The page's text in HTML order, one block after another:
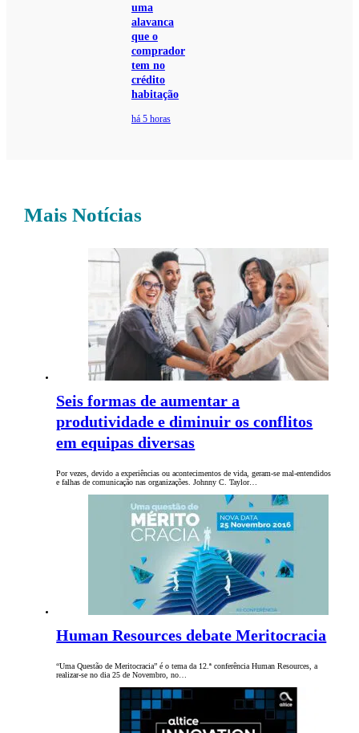
uma
alavanca
que o
comprador
tem no
crédito
habitação
há 5 horas
Mais Notícias
Seis formas de aumentar a
produtividade e diminuir os conflitos
em equipas diversas
Por vezes, devido a experiências ou acontecimentos de vida, geram-se mal-entendidos
e falhas de comunicação nas organizações. Johnny C. Taylor…
Human Resources debate Meritocracia
“Uma Questão de Meritocracia” é o tema da 12.ª conferência Human Resources, a
realizar-se no dia 25 de Novembro, no…